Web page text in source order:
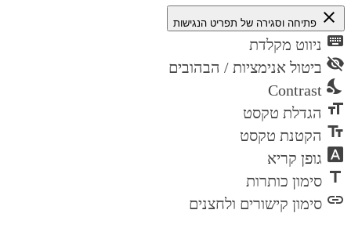
close פתיחה וסגירה של תפריט הנגישות
keyboard ניווט מקלדת
visibility_off ביטול אנימציות / הבהובים
nights_stay
Contrast
format_size הגדלת טקסט
text_fields הקטנת טקסט
font_download גופן קריא
title סימון כותרות
link סימון קישורים ולחצנים